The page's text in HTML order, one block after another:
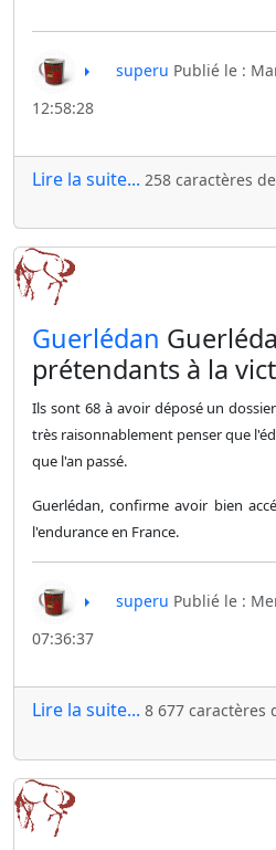
superu Publié le :
12:58:28
Lire la suite... 258 caractères
​Guerlédan
prétendants à la
Ils sont 68 à avoir déposé un
très raisonnablement penser que
que l'an passé.
Guerlédan, confirme avoir bien
l'endurance en France.
superu Publié le :
07:36:37
Lire la suite... 8 677 caractères